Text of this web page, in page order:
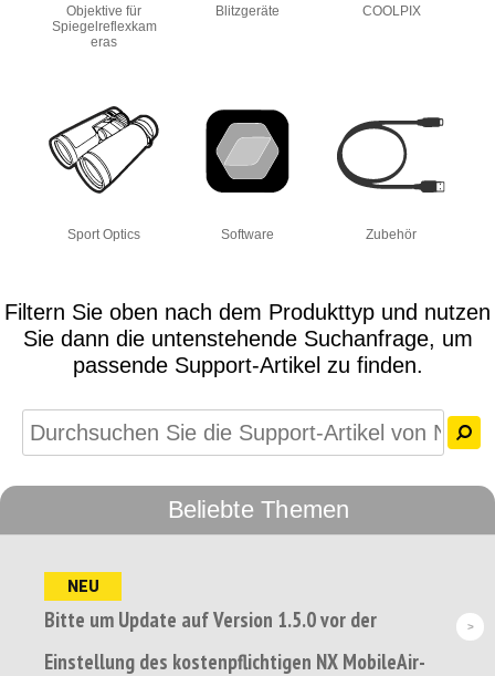
Objektive für
Spiegelreflexkam
eras
Blitzgeräte COOLPIX
Sport Optics Software Zubehör
Filtern Sie oben nach dem Produkttyp und nutzen
Sie dann die untenstehende Suchanfrage, um
passende Support-Artikel zu finden.
Beliebte Themen
NEU
Bitte um Update auf Version 1.5.0 vor der
Einstellung des kostenpflichtigen NX MobileAir-